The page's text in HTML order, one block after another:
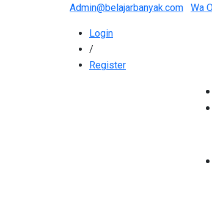
Admin@belajarbanyak.com Wa
Login
/
Register